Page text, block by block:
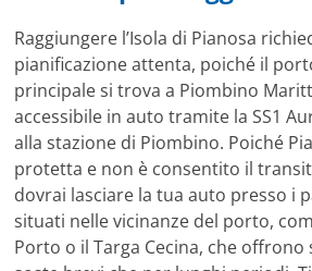
Raggiungere l’Isola di Pianosa
pianificazione attenta, poiché il
principale si trova a Piombino
accessibile in auto tramite la SS1
alla stazione di Piombino. Poiché
protetta e non è consentito il
dovrai lasciare la tua auto presso i
situati nelle vicinanze del porto,
Porto o il Targa Cecina, che